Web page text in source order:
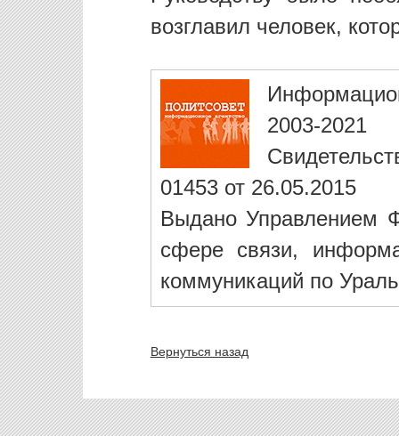
возглавил человек,
2003-2021
01453 от 26.05.2015
Выдано Управлением
сфере связи,
коммуникаций по
Вернуться назад